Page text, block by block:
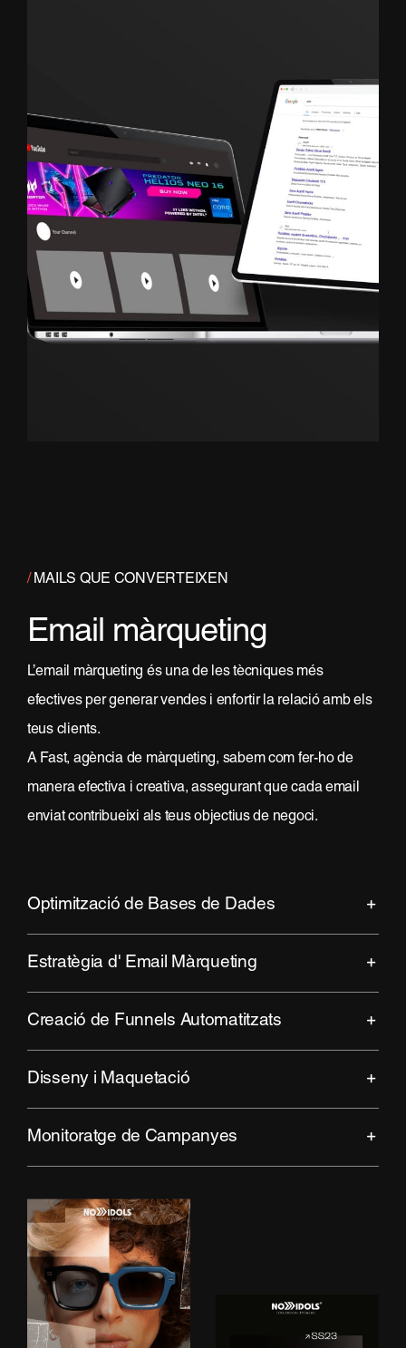
/MAILS QUE CONVERTEIXEN
Email màrqueting
L’email màrqueting és una de les tècniques més
efectives per generar vendes i enfortir la relació amb els
teus clients.
A Fast, agència de màrqueting, sabem com fer-ho de
manera efectiva i creativa, assegurant que cada email
enviat contribueixi als teus objectius de negoci.
Optimització de Bases de Dades
Estratègia d' Email Màrqueting
Creació de Funnels Automatitzats
Disseny i Maquetació
Monitoratge de Campanyes